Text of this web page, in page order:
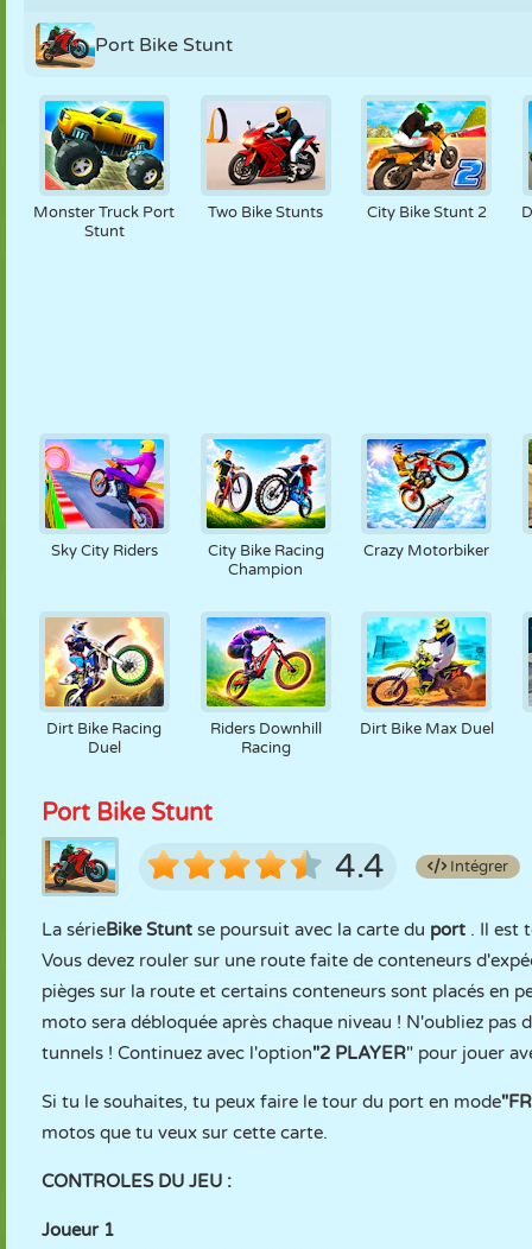
Port Bike Stunt
Monster Truck Port
Stunt
Two Bike Stunts City Bike Stunt 2
Sky City Riders
City Bike Racing
Champion
Crazy Motorbiker
Dirt Bike Racing
Duel
Riders Downhill
Racing
Dirt Bike Max Duel
Port Bike Stunt
4.4 Intégrer
La sérieBike Stunt se poursuit avec la carte du port . Il est
Vous devez rouler sur une route faite de conteneurs
pièges sur la route et certains conteneurs sont placés en
moto sera débloquée après chaque niveau ! N'oubliez pas
tunnels ! Continuez avec l'option"2 PLAYER" pour jouer
Si tu le souhaites, tu peux faire le tour du port en mode
motos que tu veux sur cette carte.
CONTROLES DU JEU :
Joueur 1